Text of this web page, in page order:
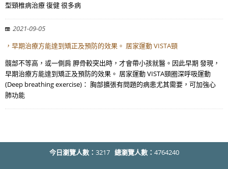
型頸椎病治療 復健 很多病
2021-09-05
，早期治療方能達到矯正及預防的效果。 居家運動 VISTA頸
髖部不等高，或一側肩 胛骨較突出時，才會帶小孩就醫。因此早期 發現，
早期治療方能達到矯正及預防的效果。 居家運動 VISTA頸圈深呼吸運動
(Deep breathing exercise)： 胸部擴張有問題的病患尤其需要，可加強心
肺功能
今日瀏覽人數： 3217 總瀏覽人數： 4764240